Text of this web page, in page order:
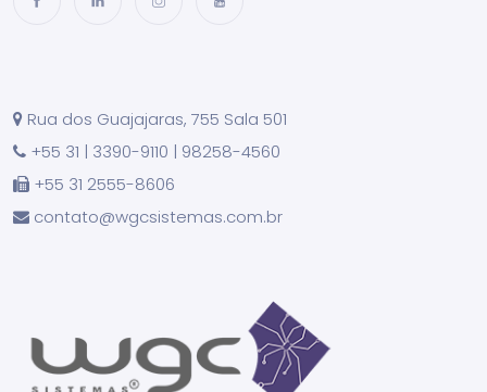
Rua dos Guajajaras, 755 Sala 501
+55 31 | 3390-9110 | 98258-4560
+55 31 2555-8606
contato@wgcsistemas.com.br